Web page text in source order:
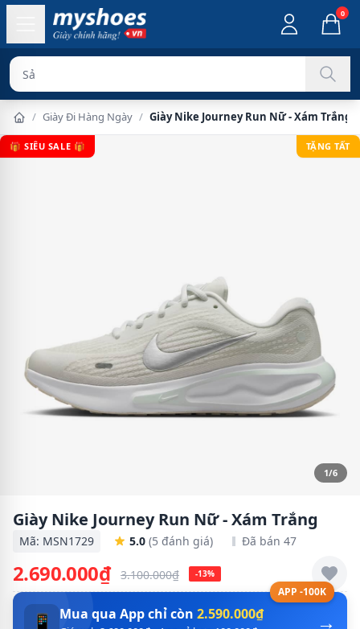
0
Sản phẩm chín
/ Giày Đi Hàng Ngày / Giày Nike Journey Run Nữ - Xám Trắng
🎁 SIÊU SALE 🎁 TẶNG TẤT
1/6
Giày Nike Journey Run Nữ - Xám Trắng
Mã: MSN1729 5.0 (5 đánh giá) Đã bán 47
2.690.000₫ 3.100.000₫ -13%
APP -100K
→
📱 Mua qua App chỉ còn 2.590.000₫